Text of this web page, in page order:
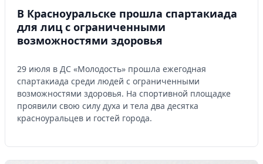
В Красноуральске прошла спартакиада
для лиц с ограниченными
возможностями здоровья
29 июля в ДС «Молодость» прошла ежегодная
спартакиада среди людей с ограниченными
возможностями здоровья. На спортивной площадке
проявили свою силу духа и тела два десятка
красноуральцев и гостей города.